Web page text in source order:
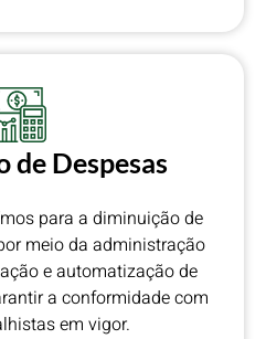
de Despesas
para a diminuição de
meio da administração
e automatização de
a conformidade com
em vigor.